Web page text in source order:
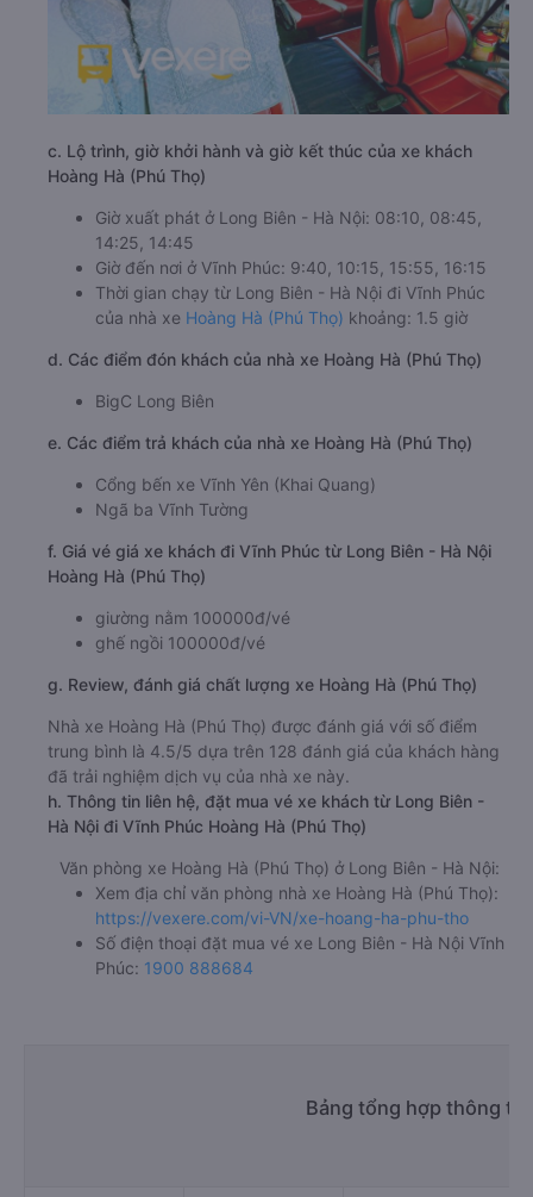
c. Lộ trình, giờ khởi hành và giờ kết thúc của xe khách
Hoàng Hà (Phú Thọ)
Giờ xuất phát ở Long Biên - Hà Nội: 08:10, 08:45,
14:25, 14:45
Giờ đến nơi ở Vĩnh Phúc: 9:40, 10:15, 15:55, 16:15
Thời gian chạy từ Long Biên - Hà Nội đi Vĩnh Phúc
của nhà xe Hoàng Hà (Phú Thọ) khoảng: 1.5 giờ
d. Các điểm đón khách của nhà xe Hoàng Hà (Phú Thọ)
BigC Long Biên
e. Các điểm trả khách của nhà xe Hoàng Hà (Phú Thọ)
Cổng bến xe Vĩnh Yên (Khai Quang)
Ngã ba Vĩnh Tường
f. Giá vé giá xe khách đi Vĩnh Phúc từ Long Biên - Hà Nội
Hoàng Hà (Phú Thọ)
giường nằm 100000đ/vé
ghế ngồi 100000đ/vé
g. Review, đánh giá chất lượng xe Hoàng Hà (Phú Thọ)
Nhà xe Hoàng Hà (Phú Thọ) được đánh giá với số điểm
trung bình là 4.5/5 dựa trên 128 đánh giá của khách hàng
đã trải nghiệm dịch vụ của nhà xe này.
h. Thông tin liên hệ, đặt mua vé xe khách từ Long Biên -
Hà Nội đi Vĩnh Phúc Hoàng Hà (Phú Thọ)
Văn phòng xe Hoàng Hà (Phú Thọ) ở Long Biên - Hà Nội:
Xem địa chỉ văn phòng nhà xe Hoàng Hà (Phú Thọ):
https://vexere.com/vi-VN/xe-hoang-ha-phu-tho
Số điện thoại đặt mua vé xe Long Biên - Hà Nội Vĩnh
Phúc: 1900 888684
Bảng tổng hợp thông